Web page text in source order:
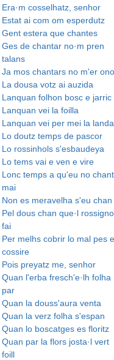
Era·m cosselhatz, senhor
Estat ai com om esperdutz
Gent estera que chantes
Ges de chantar no·m pren
talans
Ja mos chantars no m'er
La dousa votz ai auzida
Lanquan folhon bosc e jarric
Lanquan vei la foilla
Lanquan vei per mei la landa
Lo doutz temps de pascor
Lo rossinhols s'esbaudeya
Lo tems vai e ven e vire
Lonc temps a qu'eu no
mai
Non es meravelha s'eu chan
Pel dous chan que·l
fai
Per melhs cobrir lo mal pes
cossire
Pois preyatz me, senhor
Quan l'erba fresch'e·lh folha
par
Quan la douss'aura venta
Quan la verz folha s'espan
Quan lo boscatges es floritz
Quan par la flors josta·l vert
foill